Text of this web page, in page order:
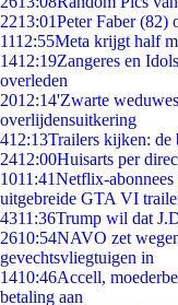
2213:01Peter Faber (82)
1112:55Meta krijgt half
1412:19Zangeres en
overleden
2012:14'Zwarte
overlijdensuitkering
412:13Trailers kijken: de
2412:00Huisarts per
1011:41Netflix-abonnees
uitgebreide GTA VI
4311:36Trump wil dat
2610:54NAVO zet
gevechtsvliegtuigen in
1410:46Accell,
betaling aan